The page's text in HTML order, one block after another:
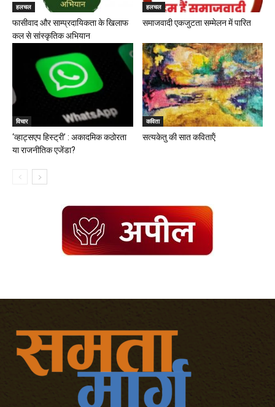
हलचल
फासीवाद और साम्प्रदायिकता के खिलाफ
कल से सांस्कृतिक अभियान
हलचल
समाजवादी एकजुटता सम्मेलन में पारित
विचार
‘व्हाट्सएप हिस्ट्री’ : अकादमिक कठोरता
या राजनीतिक एजेंडा?
कविता
सत्यकेतु की सात कविताऍं